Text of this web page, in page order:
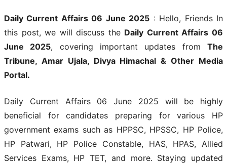
Daily Current Affairs 06 June 2025 : Hello, Friends In
this post, we will discuss the Daily Current Affairs 06
June 2025, covering important updates fromThe
Tribune, Amar Ujala, Divya Himachal & Other Media
Portal.
Daily Current Affairs 06 June 2025 will be highly
beneficial for candidates preparing for various HP
government exams such as HPPSC, HPSSC, HP Police,
HP Patwari, HP Police Constable, HAS, HPAS, Allied
Services Exams, HP TET, and more. Staying updated